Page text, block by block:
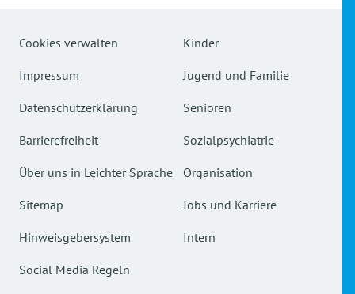
Cookies verwalten
Impressum
Datenschutzerklärung
Barrierefreiheit
Über uns in Leichter Sprache
Sitemap
Hinweisgebersystem
Social Media Regeln
Kinder
Jugend und Familie
Senioren
Sozialpsychiatrie
Organisation
Jobs und Karriere
Intern